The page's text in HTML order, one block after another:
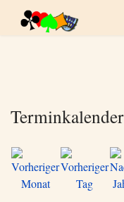
Terminkalender